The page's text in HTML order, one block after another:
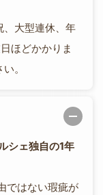
、大型連休、年
ほどかかりま
。
シェ独自の1年
ではない瑕疵が